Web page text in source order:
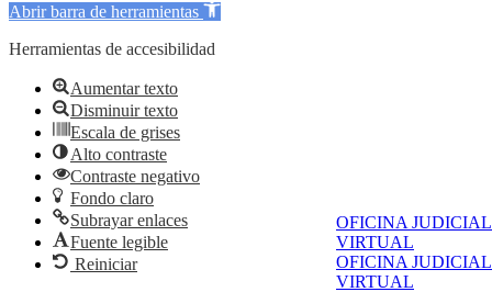
OFICINA JUDICIAL
VIRTUAL
OFICINA JUDICIAL
VIRTUAL
Abrir barra de herramientas
Herramientas de accesibilidad
Aumentar texto
Disminuir texto
Escala de grises
Alto contraste
Contraste negativo
Fondo claro
Subrayar enlaces
Fuente legible
Reiniciar